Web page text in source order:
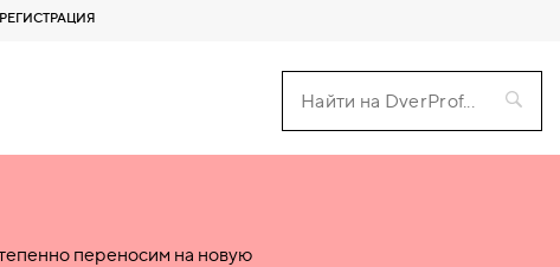
РЕГИСТРАЦИЯ
переносим на новую